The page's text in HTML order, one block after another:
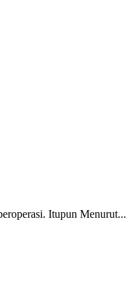
Itupun Menurut...